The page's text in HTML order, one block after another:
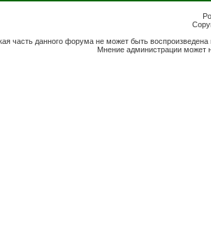
часть данного форума не может быть
Мнение администрации может